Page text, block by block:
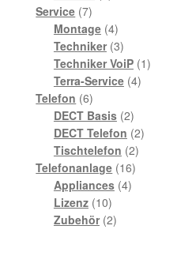
Service 77
Produkte
Montage 44
Produkte
Techniker 33
Produkte
Techniker VoiP 11
Terra-Service 44
Telefon 66
Produkte
DECT Basis 22
Produkte
DECT Telefon 22
Tischtelefon 22
Produkte
Telefonanlage 1616
Appliances 44
Lizenz 1010
Produkte
Zubehör 22